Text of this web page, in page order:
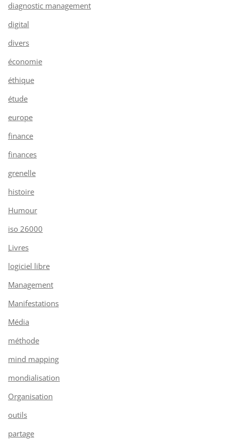
diagnostic management
digital
divers
économie
éthique
étude
europe
finance
finances
grenelle
histoire
Humour
iso 26000
Livres
logiciel libre
Management
Manifestations
Média
méthode
mind mapping
mondialisation
Organisation
outils
partage